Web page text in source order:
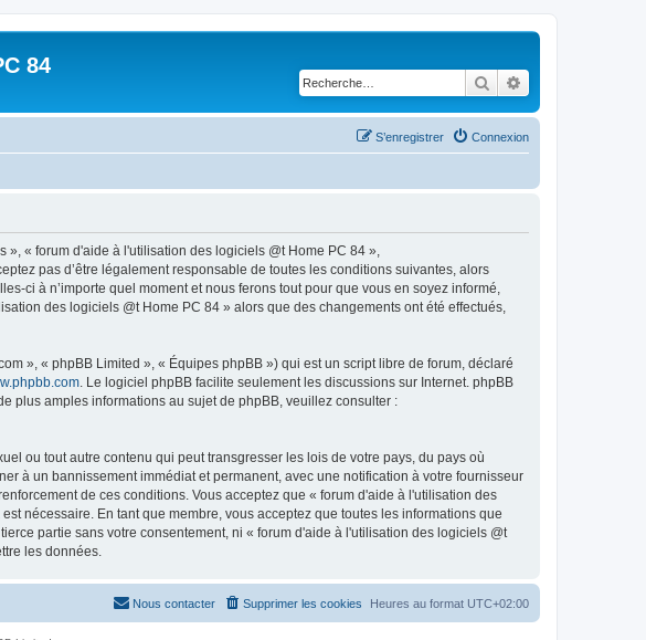
84
Rechercher
Connexion
S’enregistrer
« forum d'aide à l'utilisation des logiciels @t Home PC 84 »,
pas d’être légalement responsable de toutes les conditions suivantes, alors
ci à n’importe quel moment et nous ferons tout pour que vous en soyez informé,
des logiciels @t Home PC 84 » alors que des changements ont été effectués,
», « phpBB Limited », « Équipes phpBB ») qui est un script libre de forum, déclaré
. Le logiciel phpBB facilite seulement les discussions sur Internet. phpBB
plus amples informations au sujet de phpBB, veuillez consulter :
ou tout autre contenu qui peut transgresser les lois de votre pays, du pays où
à un bannissement immédiat et permanent, avec une notification à votre fournisseur
de ces conditions. Vous acceptez que « forum d'aide à l'utilisation des
nécessaire. En tant que membre, vous acceptez que toutes les informations que
partie sans votre consentement, ni « forum d'aide à l'utilisation des logiciels @t
les données.
Heures au format UTC+02:00
Supprimer les cookies
Nous contacter